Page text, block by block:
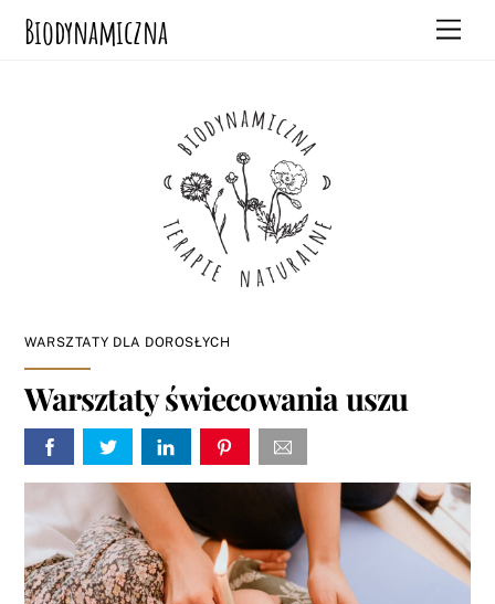
Biodynamiczna
WARSZTATY DLA DOROSŁYCH
Warsztaty świecowania uszu